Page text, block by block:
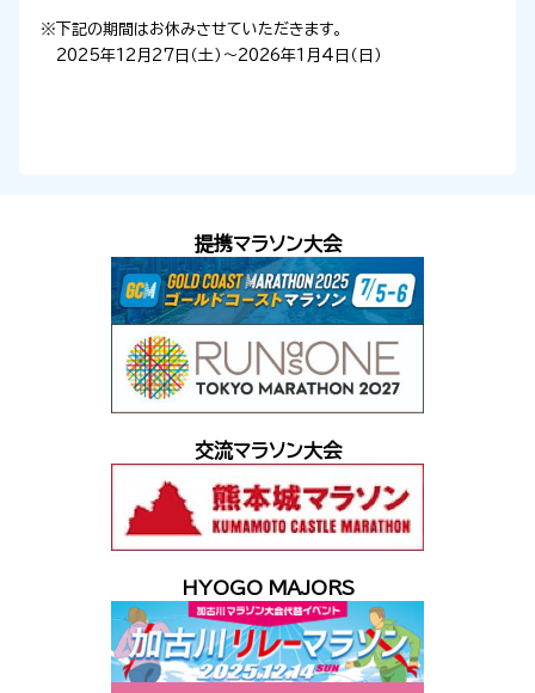
※下記の期間はお休みさせていただきます。
2025年12月27日（土）～2026年1月4日（日）
提携マラソン大会
交流マラソン大会
HYOGO MAJORS